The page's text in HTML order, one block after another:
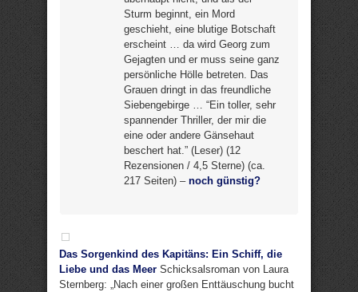
Sturm beginnt, ein Mord
geschieht, eine blutige Botschaft
erscheint … da wird Georg zum
Gejagten und er muss seine ganz
persönliche Hölle betreten. Das
Grauen dringt in das freundliche
Siebengebirge … “Ein toller, sehr
spannender Thriller, der mir die
eine oder andere Gänsehaut
beschert hat.” (Leser) (12
Rezensionen / 4,5 Sterne) (ca.
217 Seiten) – noch günstig?
Das Sorgenkind des Kapitäns: Ein Schiff, die
Liebe und das Meer Schicksalsroman von Laura
Sternberg: „Nach einer großen Enttäuschung bucht